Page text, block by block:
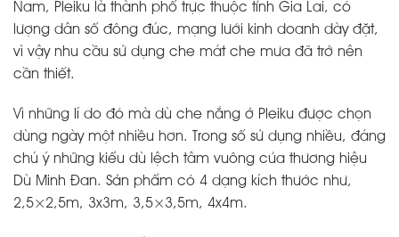
Nam, Pleiku là thành phố trực thuộc tỉnh Gia Lai, có
lượng dân số đông đúc, mạng lưới kinh doanh dày đặt,
vì vậy nhu cầu sử dụng che mát che mưa đã trở nên
cần thiết.
Vì những lí do đó mà dù che nắng ở Pleiku được chọn
dùng ngày một nhiều hơn. Trong số sử dụng nhiều, đáng
chú ý những kiểu dù lệch tâm vuông của thương hiệu
Dù Minh Đan. Sản phẩm có 4 dạng kích thước như,
2,5×2,5m, 3x3m, 3,5×3,5m, 4x4m.